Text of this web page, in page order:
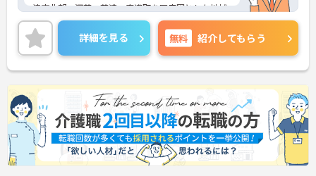
津市北部、河芸、芸濃、安濃町を医療圏とした地域
に根ざした思いやりのある安心・安全な医療、介護
を提供しています。
福利厚生が大変整っており、時短勤務制度や保育補
助がございますので、子育て中の方にも安心してご
就業いただけます。
ご興味ある方には面接対策ポイントなど、さらに詳
細をお話しいたしますのでお気軽にご相談くださ
い。
詳細を見る 無料 紹介してもらう